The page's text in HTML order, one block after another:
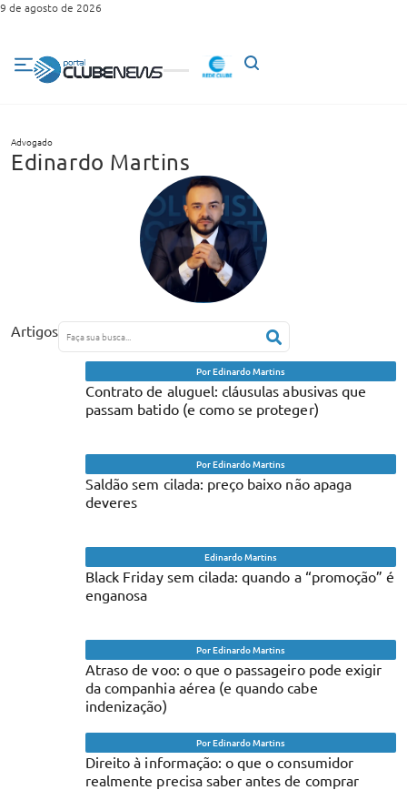
9 de agosto de 2026
Advogado
Edinardo Martins
Artigos
Por Edinardo Martins
Contrato de aluguel: cláusulas abusivas que
passam batido (e como se proteger)
Por Edinardo Martins
Saldão sem cilada: preço baixo não apaga
deveres
Edinardo Martins
Black Friday sem cilada: quando a “promoção” é
enganosa
Por Edinardo Martins
Atraso de voo: o que o passageiro pode exigir
da companhia aérea (e quando cabe
indenização)
Por Edinardo Martins
Direito à informação: o que o consumidor
realmente precisa saber antes de comprar